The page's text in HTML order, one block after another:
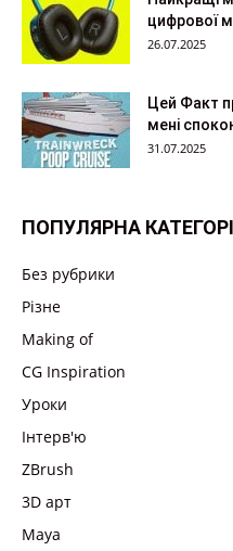
цифрової
26.07.2025
Цей Факт
мені
31.07.2025
ПОПУЛЯРНА
Без рубрики
Різне
Making of
CG Inspiration
Уроки
Інтерв'ю
ZBrush
3D арт
Maya